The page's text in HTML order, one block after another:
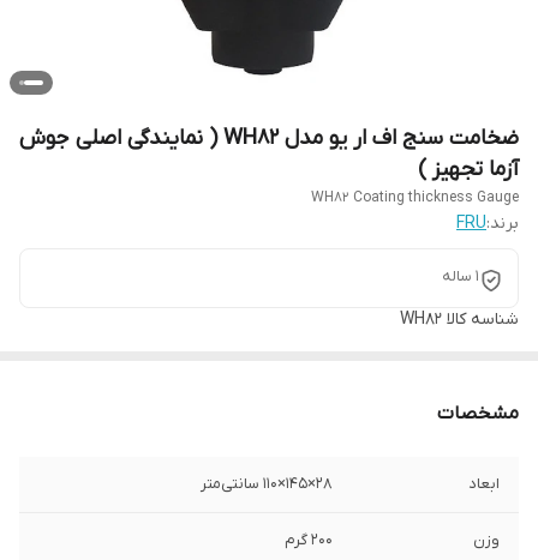
ضخامت سنج اف ار یو مدل WH82 ( نمایندگی اصلی جوش
آزما تجهیز )
WH82 Coating thickness Gauge
برند:FRU
1 ساله
شناسه کالا WH82
مشخصات
ابعاد 28×145×110 سانتی‌متر
وزن 200 گرم